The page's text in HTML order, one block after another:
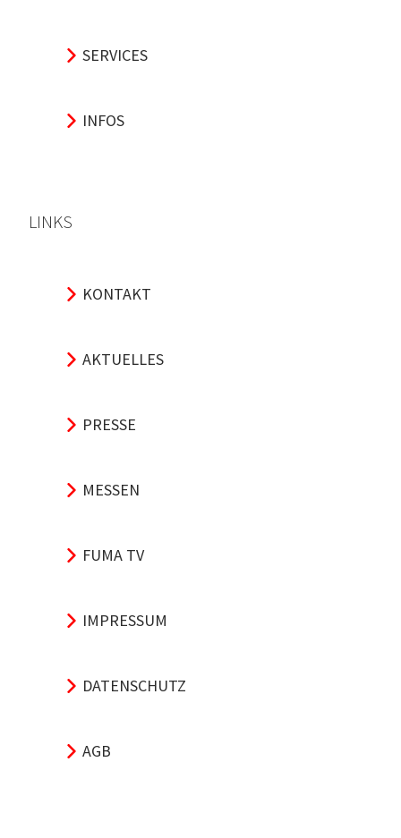
SERVICES
INFOS
LINKS
KONTAKT
AKTUELLES
PRESSE
MESSEN
FUMA TV
IMPRESSUM
DATENSCHUTZ
AGB